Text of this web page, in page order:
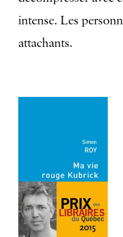
intense. Les
attachants.